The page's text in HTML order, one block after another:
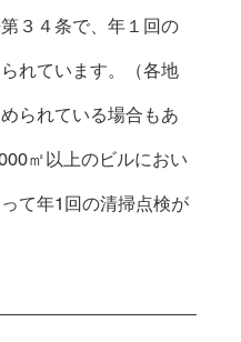
３４条で、年１回の
れています。（各地
られている場合もあ
㎡以上のビルにおい
て年1回の清掃点検が